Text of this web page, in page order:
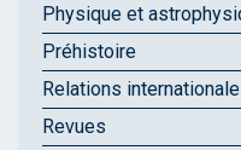
Physique et
Préhistoire
Relations
Revues